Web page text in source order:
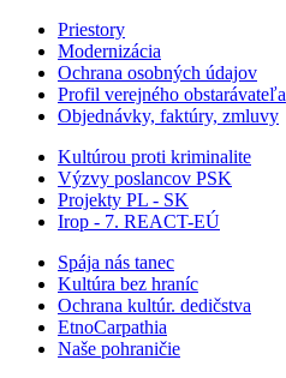
Priestory
Modernizácia
Ochrana osobných údajov
Profil verejného obstarávateľa
Objednávky, faktúry, zmluvy
Kultúrou proti kriminalite
Výzvy poslancov PSK
Projekty PL - SK
Irop - 7. REACT-EÚ
Spája nás tanec
Kultúra bez hraníc
Ochrana kultúr. dedičstva
EtnoCarpathia
Naše pohraničie